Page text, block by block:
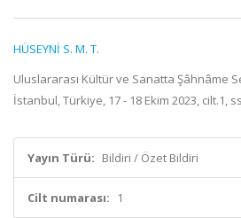
HÜSEYNİ S. M. T.
Uluslararası Kültür ve Sanatta Şâhnâme
İstanbul, Türkiye, 17 - 18 Ekim 2023, cilt.1,
Yayın Türü: Bildiri / Özet Bildiri
Cilt numarası: 1